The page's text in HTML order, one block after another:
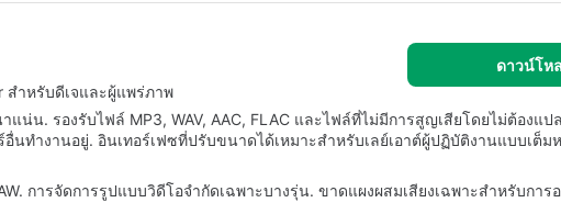
สำหรับดีเจและผู้แพร่ภาพ
ดาวน์โห
น่น. รองรับไฟล์ MP3, WAV, AAC, FLAC และไฟล์ที่ไม่มีการสูญเสียโดยไม่ต้องแป
ทำงานอยู่. อินเทอร์เฟซที่ปรับขนาดได้เหมาะสำหรับเลย์เอาต์ผู้ปฏิบัติงานแบบเต็ม
การจัดการรูปแบบวิดีโอจำกัดเฉพาะบางรุ่น. ขาดแผงผสมเสียงเฉพาะสำหรับการ